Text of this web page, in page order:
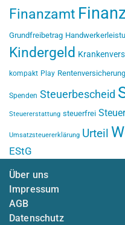
Finanzamt
Grundfreibetrag
Kindergeld
kompakt Play Rentenversicherung
Spenden Steuerbescheid
Steuererstattung steuerfrei
Umsatzsteuererklärung Urteil
EStG
Über uns
Impressum
AGB
Datenschutz